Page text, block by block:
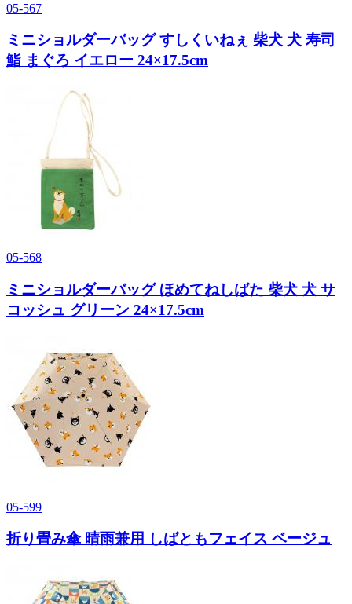
05-567
ミニショルダーバッグ すしくいねぇ 柴犬 犬 寿司
鮨 まぐろ イエロー 24×17.5cm
05-568
ミニショルダーバッグ ほめてねしばた 柴犬 犬 サ
コッシュ グリーン 24×17.5cm
05-599
折り畳み傘 晴雨兼用 しばともフェイス ベージュ